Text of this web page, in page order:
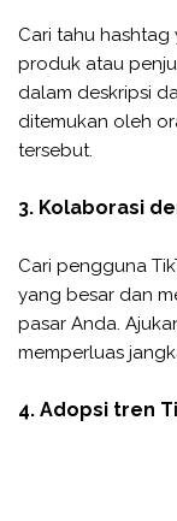
Cari tahu
produk atau
dalam deskripsi
ditemukan oleh
tersebut.
3. Kolaborasi
Cari pengguna
yang besar dan
pasar Anda.
memperluas
4. Adopsi tren